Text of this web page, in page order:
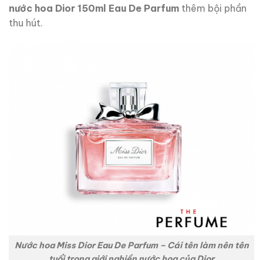
nước hoa Dior 150ml Eau De Parfum thêm bội phần
thu hút.
Nước hoa Miss Dior Eau De Parfum – Cái tên làm nên tên